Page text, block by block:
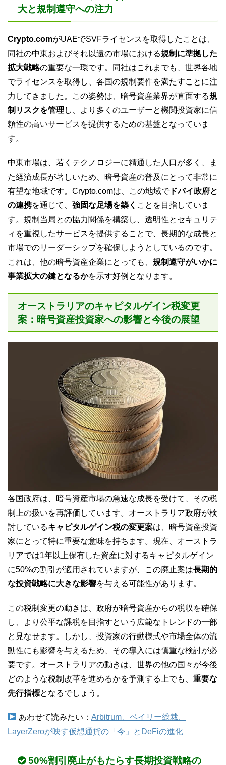
大と規制遵守への注力
Crypto.comがUAEでSVFライセンスを取得したことは、
同社の中東およびそれ以遠の市場における規制に準拠した
拡大戦略の重要な一環です。同社はこれまでも、世界各地
でライセンスを取得し、各国の規制要件を満たすことに注
力してきました。この姿勢は、暗号資産業界が直面する規
制リスクを管理 し、より多くのユーザーと機関投資家に信
頼性の高いサービスを提供するための基盤となっていま
す。
中東市場は、若くテクノロジーに精通した人口が多く、ま
た経済成長が著しいため、暗号資産の普及にとって非常に
有望な地域です。Crypto.comは、この地域でドバイ政府と
の連携を通じて、 強固な足場を築く ことを目指していま
す。規制当局との協力関係を構築し、透明性とセキュリテ
ィを重視したサービスを提供することで、長期的な成長と
市場でのリーダーシップを確保しようとしているのです。
これは、他の暗号資産企業にとっても、 規制遵守がいかに
事業拡大の鍵となるかを示す好例となります。
オーストラリアのキャピタルゲイン税変更
案：暗号資産投資家への影響と今後の展望
各国政府は、暗号資産市場の急速な成長を受けて、その税
制上の扱いを再評価しています。オーストラリア政府が検
討しているキャピタルゲイン税の変更案は、暗号資産投資
家にとって特に重要な意味を持ちます。現在、オーストラ
リアでは1年以上保有した資産に対するキャピタルゲイン
に50%の割引が適用されていますが、この廃止案は長期的
な投資戦略に大きな影響を与える可能性があります。
この税制変更の動きは、政府が暗号資産からの税収を確保
し、より公平な課税を目指すという広範なトレンドの一部
と見なせます。しかし、投資家の行動様式や市場全体の流
動性にも影響を与えるため、その導入には慎重な検討が必
要です。オーストラリアの動きは、世界の他の国々が今後
どのような税制改革を進めるかを予測する上でも、 重要な
先行指標となるでしょう。
あわせて読みたい： Arbitrum、ベイリー総裁、
LayerZeroが映す仮想通貨の「今」とDeFiの進化
50%割引廃止がもたらす長期投資戦略の